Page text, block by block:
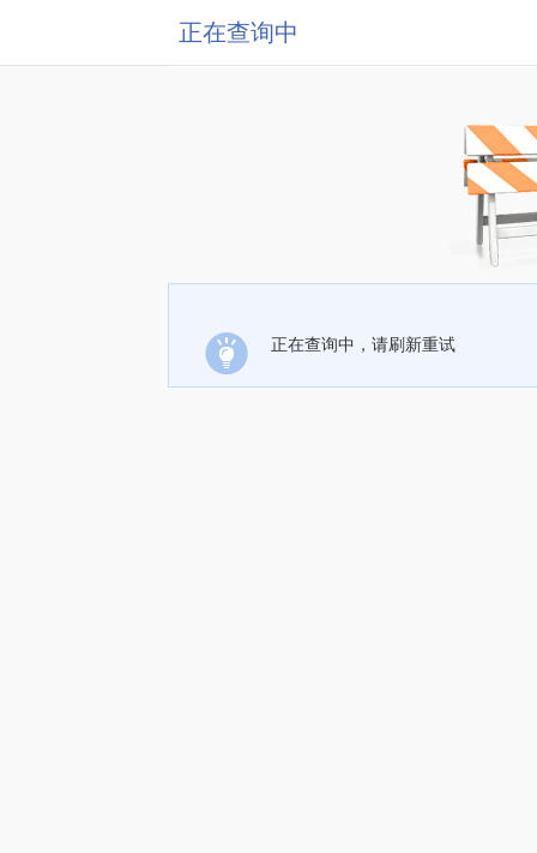
正在查询中
正在查询中，请刷新重试